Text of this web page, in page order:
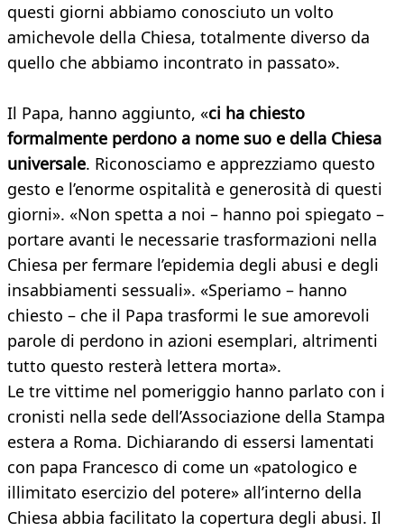
questi giorni abbiamo conosciuto un volto
amichevole della Chiesa, totalmente diverso da
quello che abbiamo incontrato in passato».
Il Papa, hanno aggiunto, «ci ha chiesto
formalmente perdono a nome suo e della Chiesa
universale. Riconosciamo e apprezziamo questo
gesto e l’enorme ospitalità e generosità di questi
giorni». «Non spetta a noi – hanno poi spiegato –
portare avanti le necessarie trasformazioni nella
Chiesa per fermare l’epidemia degli abusi e degli
insabbiamenti sessuali». «Speriamo – hanno
chiesto – che il Papa trasformi le sue amorevoli
parole di perdono in azioni esemplari, altrimenti
tutto questo resterà lettera morta».
Le tre vittime nel pomeriggio hanno parlato con i
cronisti nella sede dell’Associazione della Stampa
estera a Roma. Dichiarando di essersi lamentati
con papa Francesco di come un «patologico e
illimitato esercizio del potere» all’interno della
Chiesa abbia facilitato la copertura degli abusi. Il